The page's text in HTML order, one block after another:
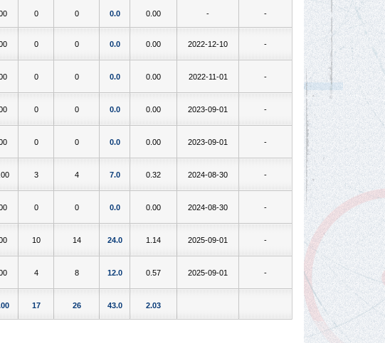
0 0 0.0 0.00 - -
0 0 0.0 0.00 2022-12-10 -
0 0 0.0 0.00 2022-11-01 -
0 0 0.0 0.00 2023-09-01 -
0 0 0.0 0.00 2023-09-01 -
3 4 7.0 0.32 2024-08-30 -
0 0 0.0 0.00 2024-08-30 -
10 14 24.0 1.14 2025-09-01 -
4 8 12.0 0.57 2025-09-01 -
17 26 43.0 2.03